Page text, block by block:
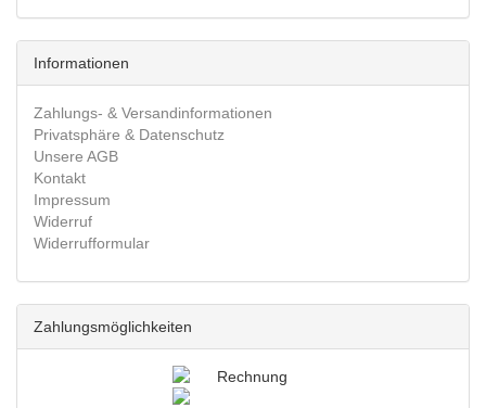
Informationen
Zahlungs- & Versandinformationen
Privatsphäre & Datenschutz
Unsere AGB
Kontakt
Impressum
Widerruf
Widerrufformular
Zahlungsmöglichkeiten